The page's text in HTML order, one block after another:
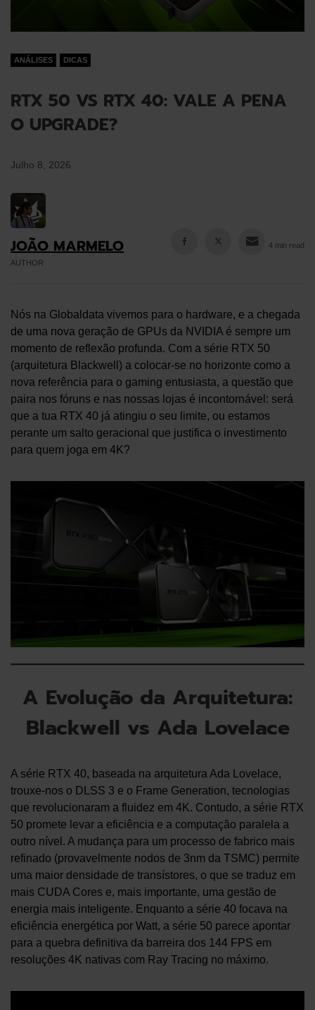
ANÁLISES DICAS
RTX 50 VS RTX 40: VALE A PENA
O UPGRADE?
Julho 8, 2026
JOÃO MARMELO
AUTHOR
4 min read
Nós na Globaldata vivemos para o hardware, e a chegada
de uma nova geração de GPUs da NVIDIA é sempre um
momento de reflexão profunda. Com a série RTX 50
(arquitetura Blackwell) a colocar-se no horizonte como a
nova referência para o gaming entusiasta, a questão que
paira nos fóruns e nas nossas lojas é incontornável: será
que a tua RTX 40 já atingiu o seu limite, ou estamos
perante um salto geracional que justifica o investimento
para quem joga em 4K?
A Evolução da Arquitetura:
Blackwell vs Ada Lovelace
A série RTX 40, baseada na arquitetura Ada Lovelace,
trouxe-nos o DLSS 3 e o Frame Generation, tecnologias
que revolucionaram a fluidez em 4K. Contudo, a série RTX
50 promete levar a eficiência e a computação paralela a
outro nível. A mudança para um processo de fabrico mais
refinado (provavelmente nodos de 3nm da TSMC) permite
uma maior densidade de transístores, o que se traduz em
mais CUDA Cores e, mais importante, uma gestão de
energia mais inteligente. Enquanto a série 40 focava na
eficiência energética por Watt, a série 50 parece apontar
para a quebra definitiva da barreira dos 144 FPS em
resoluções 4K nativas com Ray Tracing no máximo.